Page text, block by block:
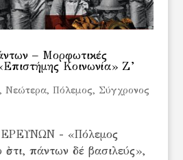
– Μορφωτικές
Κοινωνία» Ζ’
, Νεώτερα, Πόλεμος, Σύγχρονος
- «Πόλεμος
πάντων δέ βασιλεύς»,